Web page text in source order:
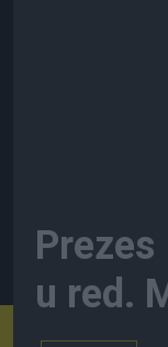
Prezes
u red.